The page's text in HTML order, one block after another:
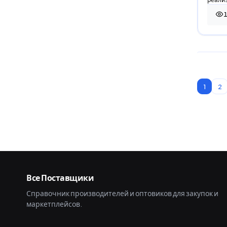
11
1 2
Все Поставщики
Справочник производителей и оптовиков для закупок и
маркетплейсов.